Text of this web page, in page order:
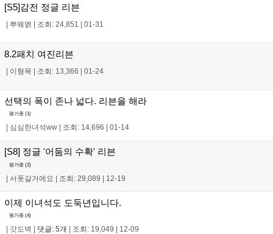
[S5]감전 정글 리븐
| 뿌웨엙 | 조회: 24,851 | 01-31
8.2패치 여진리븐
| 이형목 | 조회: 13,366 | 01-24
선택의 폭이 존나 넓다. 리븐을 해라
평가중 (1)
심심한녀석ww 조회: 14,696 01-14
[S8] 정글 '어둠의 수확' 리븐
평가중 (2)
| 서폿갈거에요 | 조회: 29,089 | 12-19
이제 이녀석도 도둑년입니다.
평가중 (4)
갓도벽 댓글: 5개 조회: 19,049 12-09